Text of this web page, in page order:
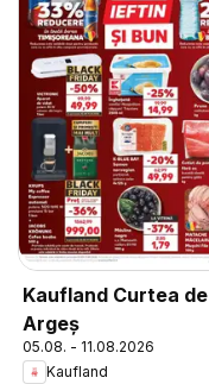
Kaufland Curtea de
Argeș
05.08. - 11.08.2026
Kaufland